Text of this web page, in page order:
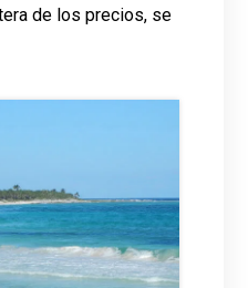
de los precios, se